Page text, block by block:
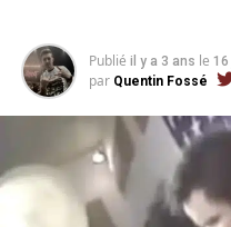
Publié il y a 3 ans le
par Quentin Fossé